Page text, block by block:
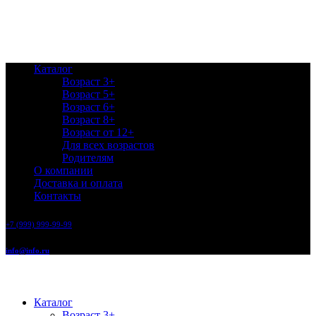
Каталог
Возраст 3+
Возраст 5+
Возраст 6+
Возраст 8+
Возраст от 12+
Для всех возрастов
Родителям
О компании
Доставка и оплата
Контакты
+7 (999) 999-99-99
info@info.ru
Каталог